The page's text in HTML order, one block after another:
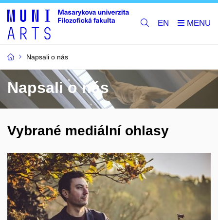
EN
Napsali o nás
Napsali o nás
Vybrané mediální ohlasy